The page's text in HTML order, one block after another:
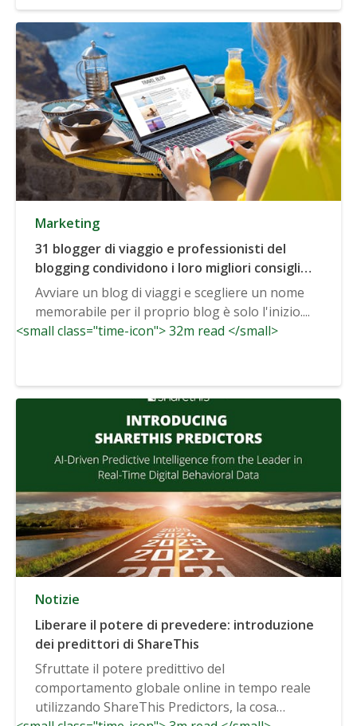
Marketing
31 blogger di viaggio e professionisti del
blogging condividono i loro migliori consigli
per far crescere un blog di viaggio
Avviare un blog di viaggi e scegliere un nome
memorabile per il proprio blog è solo l'inizio....
<small class="time-icon"> 32m read </small>
Notizie
Liberare il potere di prevedere: introduzione
dei predittori di ShareThis
Sfruttate il potere predittivo del
comportamento globale online in tempo reale
utilizzando ShareThis Predictors, la cosa